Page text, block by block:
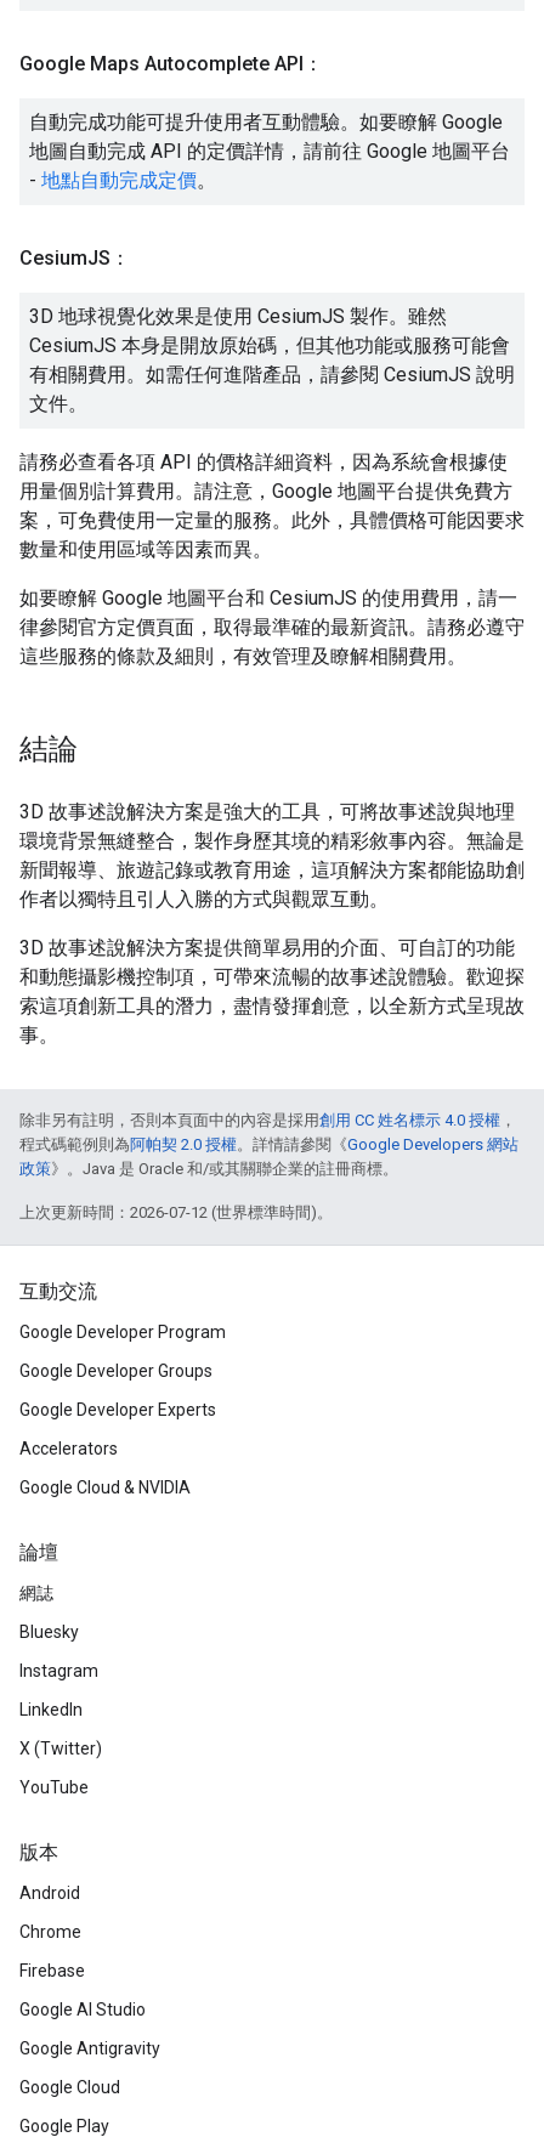
Google Maps Autocomplete API：
自動完成功能可提升使用者互動體驗。如要瞭解 Google
地圖自動完成 API 的定價詳情，請前往 Google 地圖平台
- 地點自動完成定價。
CesiumJS：
3D 地球視覺化效果是使用 CesiumJS 製作。雖然
CesiumJS 本身是開放原始碼，但其他功能或服務可能會
有相關費用。如需任何進階產品，請參閱 CesiumJS 說明
文件。
請務必查看各項 API 的價格詳細資料，因為系統會根據使
用量個別計算費用。請注意，Google 地圖平台提供免費方
案，可免費使用一定量的服務。此外，具體價格可能因要求
數量和使用區域等因素而異。
如要瞭解 Google 地圖平台和 CesiumJS 的使用費用，請一
律參閱官方定價頁面，取得最準確的最新資訊。請務必遵守
這些服務的條款及細則，有效管理及瞭解相關費用。
結論
3D 故事述說解決方案是強大的工具，可將故事述說與地理
環境背景無縫整合，製作身歷其境的精彩敘事內容。無論是
新聞報導、旅遊記錄或教育用途，這項解決方案都能協助創
作者以獨特且引人入勝的方式與觀眾互動。
3D 故事述說解決方案提供簡單易用的介面、可自訂的功能
和動態攝影機控制項，可帶來流暢的故事述說體驗。歡迎探
索這項創新工具的潛力，盡情發揮創意，以全新方式呈現故
事。
除非另有註明，否則本頁面中的內容是採用創用 CC 姓名標示 4.0 授權 ，
程式碼範例則為阿帕契 2.0 授權。詳情請參閱《Google Developers 網站
政策》。Java 是 Oracle 和/或其關聯企業的註冊商標。
上次更新時間：2026-07-12 (世界標準時間)。
互動交流
Google Developer Program
Google Developer Groups
Google Developer Experts
Accelerators
Google Cloud & NVIDIA
論壇
網誌
Bluesky
Instagram
LinkedIn
X (Twitter)
YouTube
版本
Android
Chrome
Firebase
Google AI Studio
Google Antigravity
Google Cloud
Google Play